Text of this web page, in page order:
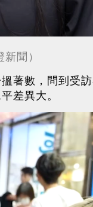
聞）
著數，問到受
差異大。